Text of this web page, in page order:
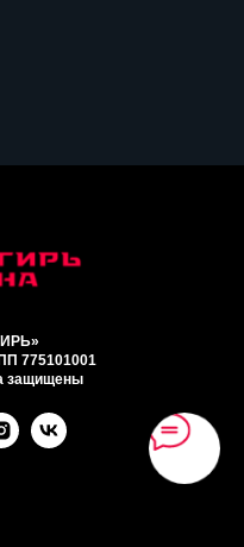
775101001
защищены